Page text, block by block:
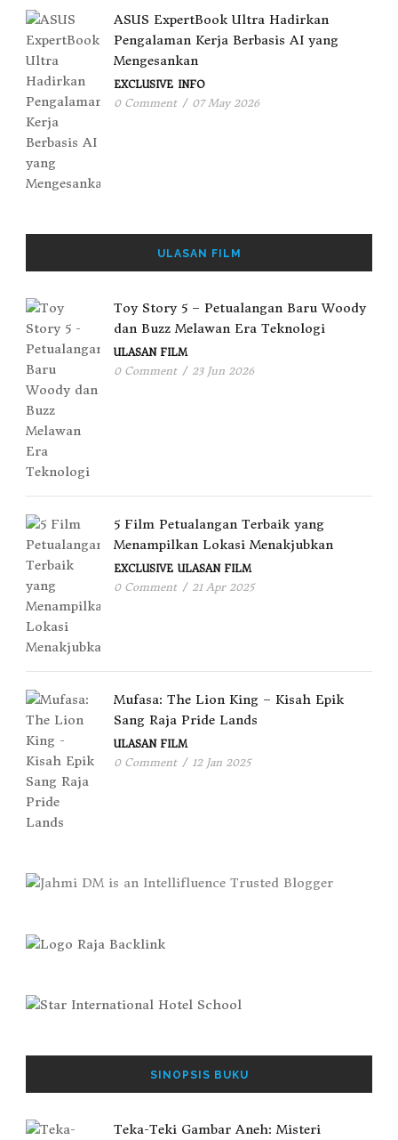
ASUS ExpertBook Ultra Hadirkan
Pengalaman Kerja Berbasis AI yang
Mengesankan
EXCLUSIVE INFO
0 Comment / 07 May 2026
ULASAN FILM
Toy Story 5 – Petualangan Baru Woody
dan Buzz Melawan Era Teknologi
ULASAN FILM
0 Comment / 23 Jun 2026
5 Film Petualangan Terbaik yang
Menampilkan Lokasi Menakjubkan
EXCLUSIVE ULASAN FILM
0 Comment / 21 Apr 2025
Mufasa: The Lion King – Kisah Epik
Sang Raja Pride Lands
ULASAN FILM
0 Comment / 12 Jan 2025
SINOPSIS BUKU
Teka-Teki Gambar Aneh: Misteri